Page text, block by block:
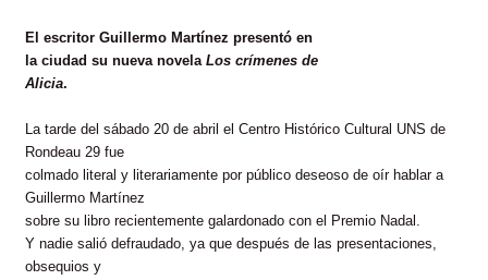
El escritor Guillermo Martínez presentó en
la ciudad su nueva novela Los crímenes de
Alicia.
La tarde del sábado 20 de abril el Centro Histórico Cultural UNS de
Rondeau 29 fue
colmado literal y literariamente por público deseoso de oír hablar a
Guillermo Martínez
sobre su libro recientemente galardonado con el Premio Nadal.
Y nadie salió defraudado, ya que después de las presentaciones,
obsequios y